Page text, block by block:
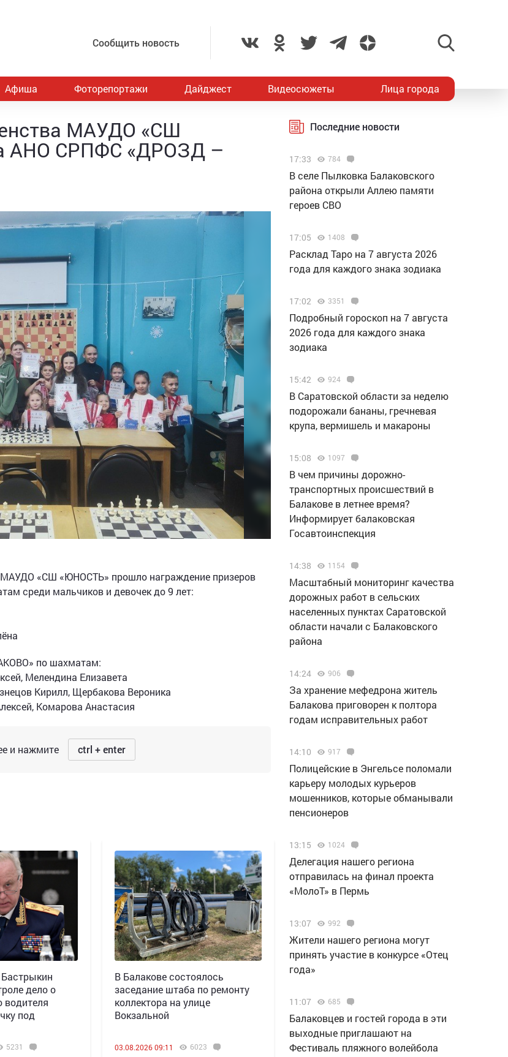
Сообщить новость
Афиша Фоторепортажи Дайджест Видеосюжеты Лица города
МАУДО «СШ
АНО СРПФС «ДРОЗД –
«СШ «ЮНОСТЬ» прошло награждение призеров
среди мальчиков и девочек до 9 лет:
по шахматам:
Мелендина Елизавета
Кирилл, Щербакова Вероника
Комарова Анастасия
и нажмите ctrl + enter
дело о
водителя
под
5231
В Балакове состоялось
заседание штаба по ремонту
коллектора на улице
Вокзальной
03.08.2026 09:11 6023
Последние новости
17:33 784
В селе Пылковка Балаковского
района открыли Аллею памяти
героев СВО
17:05 1408
Расклад Таро на 7 августа 2026
года для каждого знака зодиака
17:02 3351
Подробный гороскоп на 7 августа
2026 года для каждого знака
зодиака
15:42 924
В Саратовской области за неделю
подорожали бананы, гречневая
крупа, вермишель и макароны
15:08 1097
В чем причины дорожно-
транспортных происшествий в
Балакове в летнее время?
Информирует балаковская
Госавтоинспекция
14:38 1154
Масштабный мониторинг качества
дорожных работ в сельских
населенных пунктах Саратовской
области начали с Балаковского
района
14:24 906
За хранение мефедрона житель
Балакова приговорен к полтора
годам исправительных работ
14:10 917
Полицейские в Энгельсе поломали
карьеру молодых курьеров
мошенников, которые обманывали
пенсионеров
13:15 1024
Делегация нашего региона
отправилась на финал проекта
«МолоТ» в Пермь
13:07 992
Жители нашего региона могут
принять участие в конкурсе «Отец
года»
11:07 685
Балаковцев и гостей города в эти
выходные приглашают на
Фестиваль пляжного волейбола